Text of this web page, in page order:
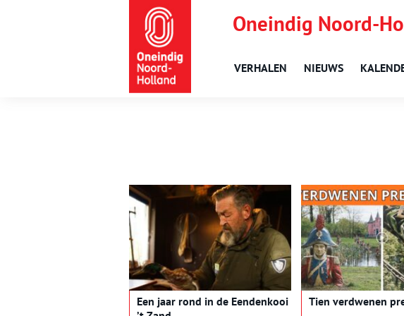
Oneindig Noord-
VERHALEN NIEUWS
Een jaar rond in de Eendenkooi
Tien verdwenen